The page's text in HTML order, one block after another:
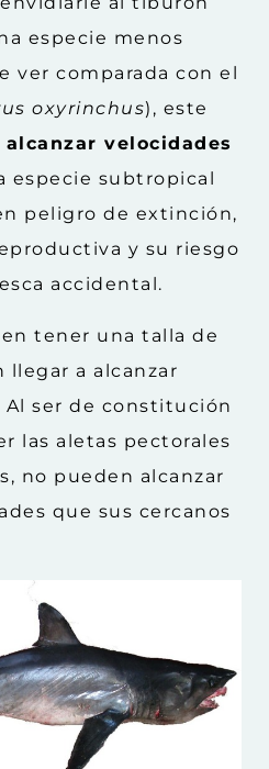
especie menos
ver comparada con el
oxyrinchus), este
alcanzar velocidades
especie subtropical
peligro de extinción,
y su riesgo
accidental.
tener una talla de
llegar a alcanzar
ser de constitución
las aletas pectorales
no pueden alcanzar
que sus cercanos